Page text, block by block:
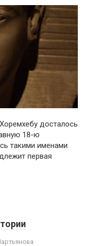
досталось
18-ю
такими именами
первая